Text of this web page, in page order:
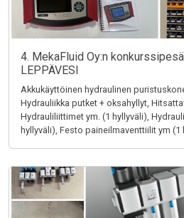
4. MekaFluid Oy:n
LEPPÄVESI
Akkukäyttöinen hydraulinen
Hydrauliikka putket + oksahyllyt,
Hydrauliliittimet ym. (1 hyllyväli),
hyllyväli), Festo paineilmaventtiilit ym